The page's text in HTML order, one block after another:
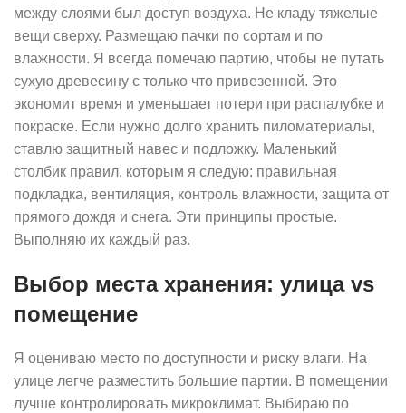
между слоями был доступ воздуха. Не кладу тяжелые
вещи сверху. Размещаю пачки по сортам и по
влажности. Я всегда помечаю партию, чтобы не путать
сухую древесину с только что привезенной. Это
экономит время и уменьшает потери при распалубке и
покраске. Если нужно долго хранить пиломатериалы,
ставлю защитный навес и подложку. Маленький
столбик правил, которым я следую: правильная
подкладка, вентиляция, контроль влажности, защита от
прямого дождя и снега. Эти принципы простые.
Выполняю их каждый раз.
Выбор места хранения: улица vs
помещение
Я оцениваю место по доступности и риску влаги. На
улице легче разместить большие партии. В помещении
лучше контролировать микроклимат. Выбираю по